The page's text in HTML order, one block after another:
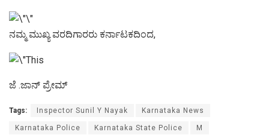
ನಮ್ಮ ಮುಖ್ಯ ವರದಿಗಾರರು ಕರ್ನಾಟಕದಿಂದ,
ಜೆ .ಜಾನ್ ಪ್ರೇಮ್
Tags: Inspector Sunil Y Nayak Karnataka News
Karnataka Police Karnataka State Police M